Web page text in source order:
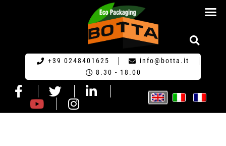
+39 0248401625
info@botta.it
8.30 - 18.00